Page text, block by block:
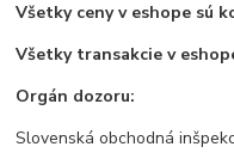
Všetky ceny v eshope sú
Všetky transakcie v
Orgán dozoru:
Slovenská obchodná